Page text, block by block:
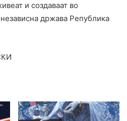
и создаваат во
држава Република